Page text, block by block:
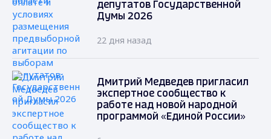
депутатов Государственной
Думы 2026
22 дня назад
Дмитрий Медведев пригласил
экспертное сообщество к
работе над новой народной
программой «Единой России»